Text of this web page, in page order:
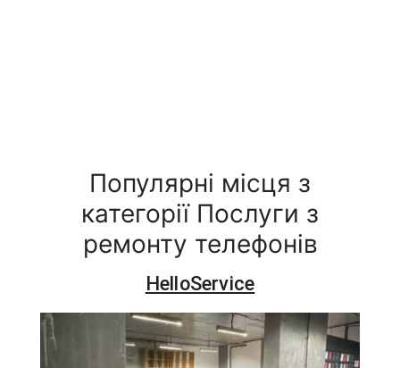
Популярні місця з
категорії Послуги з
ремонту телефонів
HelloService